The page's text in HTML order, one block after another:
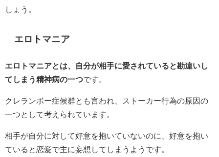
しょう。
エロトマニア
エロトマニアとは、自分が相手に愛されていると勘違いし
てしまう精神病の一つです。
クレランボー症候群とも言われ、ストーカー行為の原因の
一つとして考えられています。
相手が自分に対して好意を抱いていないのに、好意を抱い
ていると恋愛で主に妄想してしまうようです。